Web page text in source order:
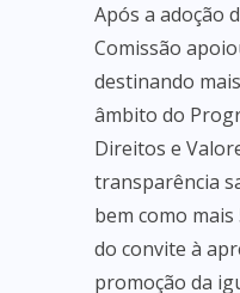
Após a adoção
Comissão
destinando
âmbito do
Direitos e
transparência
bem como
do convite à
promoção da